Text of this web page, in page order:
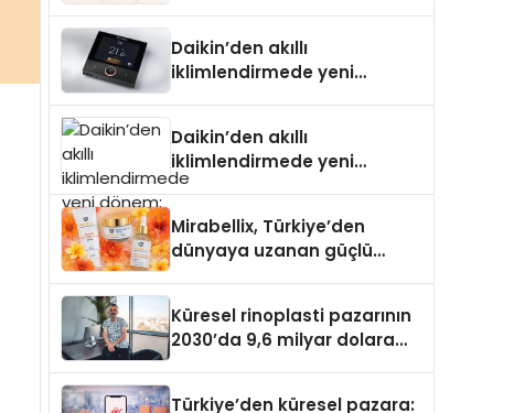
Daikin’den akıllı
iklimlendirmede yeni
Daikin’den akıllı
iklimlendirmede yeni
dönem: Madoka Plus
Mirabellix, Türkiye’den
dünyaya uzanan güçlü
Küresel rinoplasti pazarının
2030’da 9,6 milyar dolara
Türkiye’den küresel pazara: